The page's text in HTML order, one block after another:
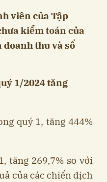
viên của Tập
kiểm toán của
doanh thu và số
1/2024 tăng
quý 1, tăng 444%
tăng 269,7% so với
của các chiến dịch